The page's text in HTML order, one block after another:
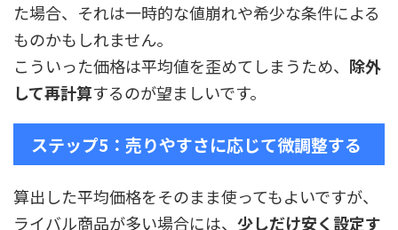
た場合、それは一時的な値崩れや希少な条件による
ものかもしれません。
こういった価格は平均値を歪めてしまうため、 除外
して再計算するのが望ましいです。
ステップ5：売りやすさに応じて微調整する
算出した平均価格をそのまま使ってもよいですが、
ライバル商品が多い場合には、 少しだけ安く設定す